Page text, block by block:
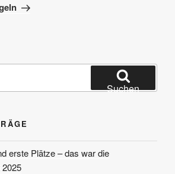
Suchen
erste Plätze – das war die